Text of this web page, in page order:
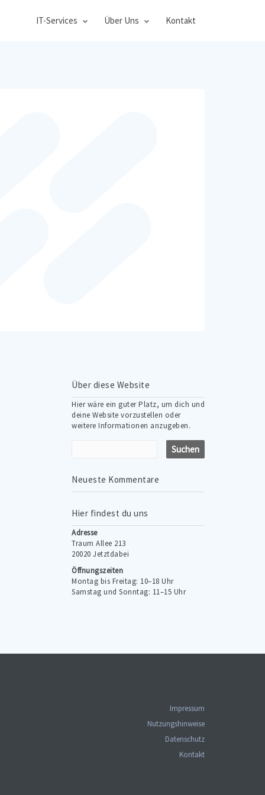
IT-Services Über Uns Kontakt
Über diese Website
Hier wäre ein guter Platz, um dich und
deine Website vorzustellen oder
weitere Informationen anzugeben.
Neueste Kommentare
Hier findest du uns
Adresse
Traum Allee 213
20020 Jetztdabei
Öffnungszeiten
Montag bis Freitag: 10–18 Uhr
Samstag und Sonntag: 11–15 Uhr
Impressum
Nutzungshinweise
Datenschutz
Kontakt